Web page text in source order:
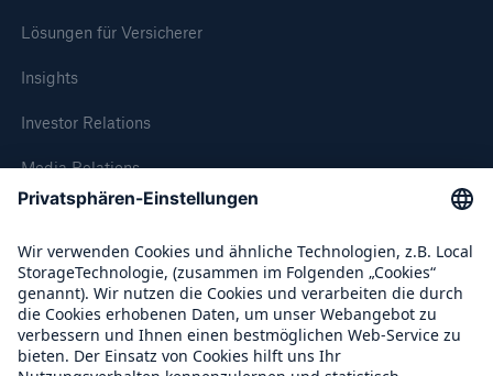
Lösungen für Versicherer
Insights
Investor Relations
Media Relations
Compliance
Über Munich Re
Munich Re Weltweit